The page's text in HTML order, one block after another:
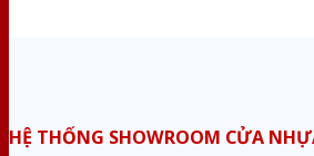
HỆ THỐNG SHOWROOM CỬA